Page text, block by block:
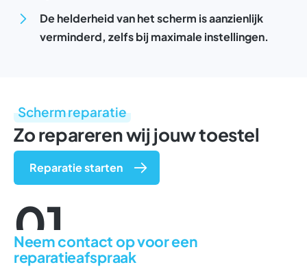
De helderheid van het scherm is aanzienlijk
verminderd, zelfs bij maximale instellingen.
Scherm reparatie
Zo repareren wij jouw toestel
Reparatie starten
01
Neem contact op voor een
reparatieafspraak